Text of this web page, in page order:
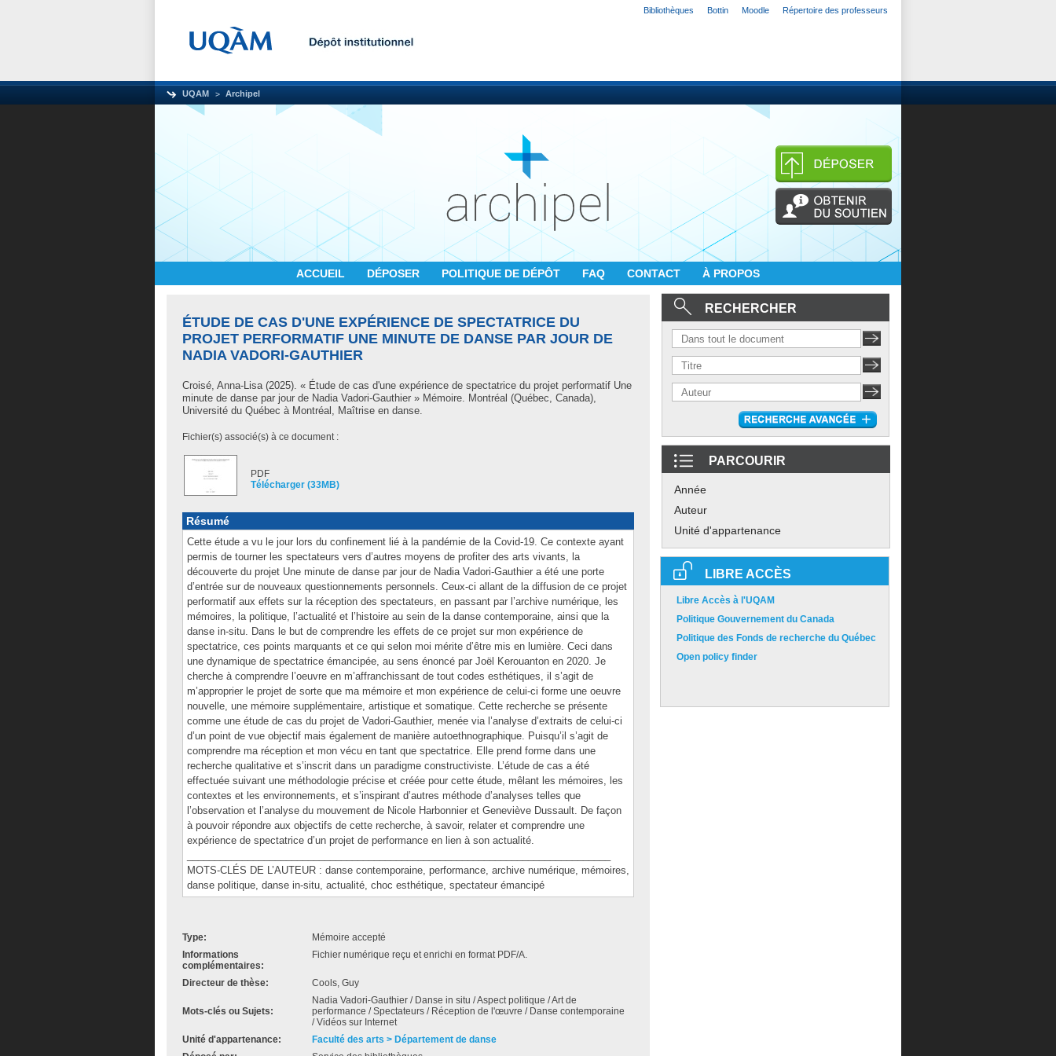
Bibliothèques Bottin Moodle Répertoire des professeurs
UQAM Archipel
ACCUEIL DÉPOSER POLITIQUE DE DÉPÔT FAQ CONTACT À PROPOS
ÉTUDE DE CAS D'UNE EXPÉRIENCE DE SPECTATRICE DU
PROJET PERFORMATIF UNE MINUTE DE DANSE PAR JOUR DE
NADIA VADORI-GAUTHIER
Croisé, Anna-Lisa(2025). « Étude de cas d'une expérience de spectatrice du projet performatif Une
minute de danse par jour de Nadia Vadori-Gauthier » Mémoire. Montréal (Québec, Canada),
Université du Québec à Montréal, Maîtrise en danse.
Fichier(s) associé(s) à ce document :
PDF
Télécharger (33MB)
Résumé
Cette étude a vu le jour lors du confinement lié à la pandémie de la Covid-19. Ce contexte ayant
permis de tourner les spectateurs vers d’autres moyens de profiter des arts vivants, la
découverte du projet Une minute de danse par jour de Nadia Vadori-Gauthier a été une porte
d’entrée sur de nouveaux questionnements personnels. Ceux-ci allant de la diffusion de ce projet
performatif aux effets sur la réception des spectateurs, en passant par l’archive numérique, les
mémoires, la politique, l’actualité et l’histoire au sein de la danse contemporaine, ainsi que la
danse in-situ. Dans le but de comprendre les effets de ce projet sur mon expérience de
spectatrice, ces points marquants et ce qui selon moi mérite d’être mis en lumière. Ceci dans
une dynamique de spectatrice émancipée, au sens énoncé par Joël Kerouanton en 2020. Je
cherche à comprendre l’oeuvre en m’affranchissant de tout codes esthétiques, il s’agit de
m’approprier le projet de sorte que ma mémoire et mon expérience de celui-ci forme une oeuvre
nouvelle, une mémoire supplémentaire, artistique et somatique. Cette recherche se présente
comme une étude de cas du projet de Vadori-Gauthier, menée via l’analyse d’extraits de celui-ci
d’un point de vue objectif mais également de manière autoethnographique. Puisqu’il s’agit de
comprendre ma réception et mon vécu en tant que spectatrice. Elle prend forme dans une
recherche qualitative et s’inscrit dans un paradigme constructiviste. L’étude de cas a été
effectuée suivant une méthodologie précise et créée pour cette étude, mêlant les mémoires, les
contextes et les environnements, et s’inspirant d’autres méthode d’analyses telles que
l’observation et l’analyse du mouvement de Nicole Harbonnier et Geneviève Dussault. De façon
à pouvoir répondre aux objectifs de cette recherche, à savoir, relater et comprendre une
expérience de spectatrice d’un projet de performance en lien à son actualité.
MOTS-CLÉS DE L’AUTEUR : danse contemporaine, performance, archive numérique, mémoires,
danse politique, danse in-situ, actualité, choc esthétique, spectateur émancipé
Type:
Mémoire accepté
Informations
complémentaires:
Fichier numérique reçu et enrichi en format PDF/A.
Directeur de thèse: Cools, Guy
Mots-clés ou Sujets:
Nadia Vadori-Gauthier / Danse in situ / Aspect politique / Art de
performance / Spectateurs / Réception de l'œuvre / Danse contemporaine
/ Vidéos sur Internet
Unité d'appartenance:
Faculté des arts > Département de danse
RECHERCHER
PARCOURIR
Année
Auteur
Unité d'appartenance
LIBRE ACCÈS
Libre Accès à l'UQAM
Politique Gouvernement du Canada
Politique des Fonds de recherche du Québec
Open policy finder